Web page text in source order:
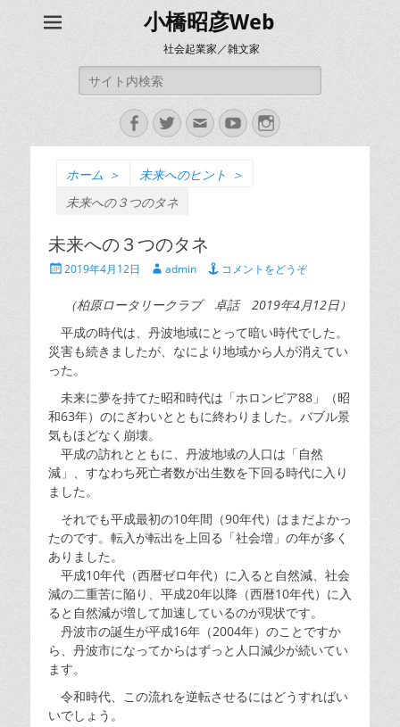
小橋昭彦Web
社会起業家／雑文家
索:
Facebook
Twitter
メ
ー
YouTubeInstagram
ホーム ＞ 未来へのヒント ＞
未来への３つのタネ
未来への３つのタネ
投 2019年4月12日
投
者
admin コメントをどうぞ
（柏原ロータリークラブ 卓話 2019年4月12日）
平成の時代は、丹波地域にとって暗い時代でした。
災害も続きましたが、なにより地域から人が消えてい
った。
未来に夢を持てた昭和時代は「ホロンピア88」（昭
和63年）のにぎわいとともに終わりました。バブル景
気もほどなく崩壊。
平成の訪れとともに、丹波地域の人口は「自然
減」、すなわち死亡者数が出生数を下回る時代に入り
ました。
それでも平成最初の10年間（90年代）はまだよかっ
たのです。転入が転出を上回る「社会増」の年が多く
ありました。
平成10年代（西暦ゼロ年代）に入ると自然減、社会
減の二重苦に陥り、平成20年以降（西暦10年代）に入
ると自然減が増して加速しているのが現状です。
丹波市の誕生が平成16年（2004年）のことですか
ら、丹波市になってからはずっと人口減少が続いてい
ます。
令和時代、この流れを逆転させるにはどうすればい
いでしょう。